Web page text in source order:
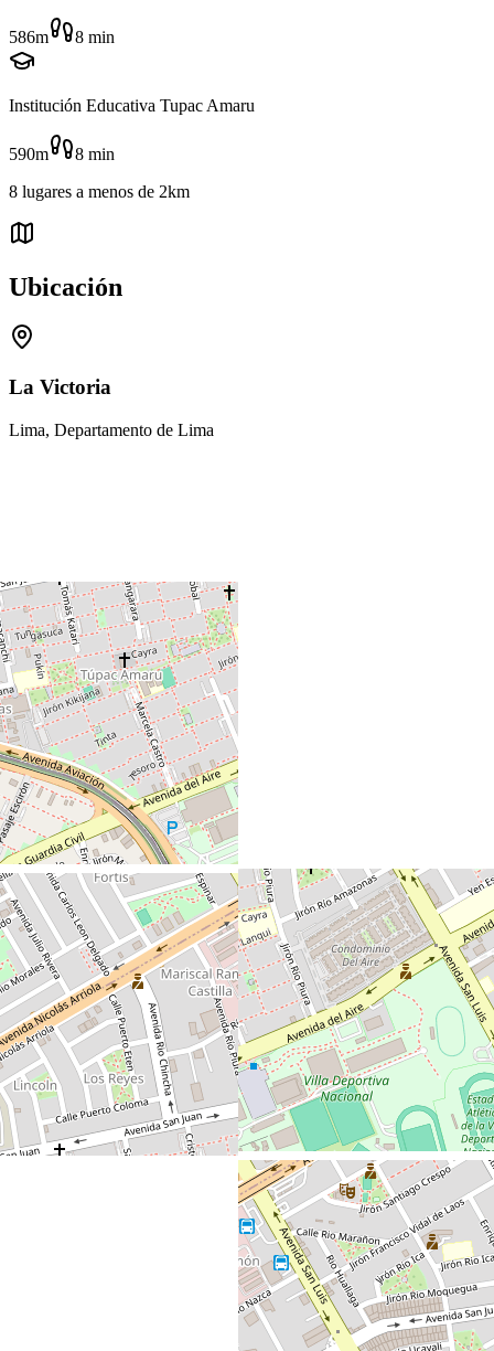
586m 8 min
Institución Educativa Tupac Amaru
590m 8 min
8 lugares a menos de 2km
Ubicación
La Victoria
Lima, Departamento de Lima